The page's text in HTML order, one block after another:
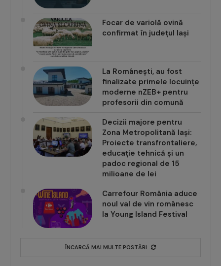
Focar de variolă ovină
confirmat în județul Iași
La Românești, au fost
finalizate primele locuințe
moderne nZEB+ pentru
profesorii din comună
Decizii majore pentru
Zona Metropolitană Iași:
Proiecte transfrontaliere,
educație tehnică și un
padoc regional de 15
milioane de lei
Carrefour România aduce
noul val de vin românesc
la Young Island Festival
ÎNCARCĂ MAI MULTE POSTĂRI